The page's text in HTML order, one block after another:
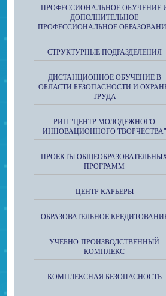
ПРОФЕССИОНАЛЬНОЕ ОБУЧЕНИЕ
ДОПОЛНИТЕЛЬНОЕ
ПРОФЕССИОНАЛЬНОЕ
СТРУКТУРНЫЕ ПОДРАЗДЕЛЕНИЯ
ДИСТАНЦИОННОЕ ОБУЧЕНИЕ В
ОБЛАСТИ БЕЗОПАСНОСТИ И
ТРУДА
РИП "ЦЕНТР МОЛОДЕЖНОГО
ИННОВАЦИОННОГО ТВОРЧЕСТВА"
ПРОЕКТЫ
ПРОГРАММ
ЦЕНТР КАРЬЕРЫ
ОБРАЗОВАТЕЛЬНОЕ
УЧЕБНО-ПРОИЗВОДСТВЕННЫЙ
КОМПЛЕКС
КОМПЛЕКСНАЯ БЕЗОПАСНОСТЬ